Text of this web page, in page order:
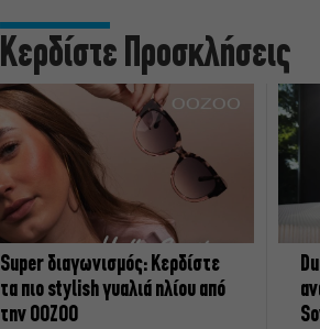
Κερδίστε Προσκλήσεις
Super διαγωνισμός: Κερδίστε
τα πιο stylish γυαλιά ηλίου από
την OOZOO